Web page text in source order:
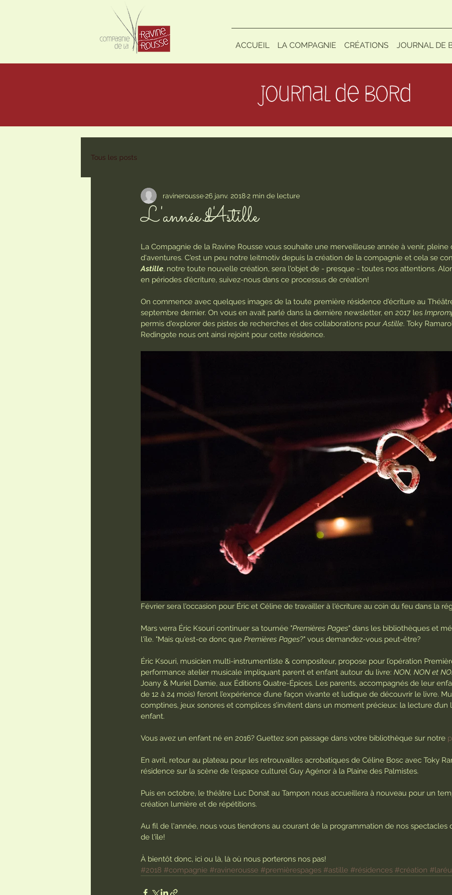
ACCUEIL LA COMPAGNIE CRÉATIONS JOURNAL DE
Tous les posts
L'année d'Astille
ravinerousse 26 janv. 2018 2 min de lecture
La Compagnie de la Ravine Rousse vous souhaite une merveilleuse année à venir, pleine
d'aventures. C'est un peu notre leitmotiv depuis la création de la compagnie et cela se
Astille, notre toute nouvelle création, sera l'objet de - presque - toutes nos attentions.
en périodes d'écriture, suivez-nous dans ce processus de création!
On commence avec quelques images de la toute première résidence d'écriture au
septembre dernier. On vous en avait parlé dans la dernière newsletter, en 2017 les
permis d'explorer des pistes de recherches et des collaborations pour Astille. Toky
Redingote nous ont ainsi rejoint pour cette résidence.
Février sera l'occasion pour Éric et Céline de travailler à l'écriture au coin du feu dans la
Mars verra Éric Ksouri continuer sa tournée "Premières Pages" dans les bibliothèques et
l'île. "Mais qu'est-ce donc que Premières Pages?" vous demandez-vous peut-être?
Éric Ksouri, musicien multi-instrumentiste & compositeur, propose pour l’opération
performance atelier musicale impliquant parent et enfant autour du livre: NON, NON et
Joany & Muriel Damie, aux Éditions Quatre-Épices. Les parents, accompagnés de leur
de 12 à 24 mois) feront l’expérience d’une façon vivante et ludique de découvrir le livre.
comptines, jeux sonores et complices s’invitent dans un moment précieux: la lecture d’un
enfant.
Vous avez un enfant né en 2016? Guettez son passage dans votre bibliothèque sur notre
En avril, retour au plateau pour les retrouvailles acrobatiques de Céline Bosc avec Toky
résidence sur la scène de l'espace culturel Guy Agénor à la Plaine des Palmistes.
Puis en octobre, le théâtre Luc Donat au Tampon nous accueillera à nouveau pour un
création lumière et de répétitions.
Au fil de l'année, nous vous tiendrons au courant de la programmation de nos spectacles
de l'ïle!
À bientôt donc, ici ou là, là où nous porterons nos pas!
#2018 #compagnie #ravinerousse #premièrespages #astille #résidences #création